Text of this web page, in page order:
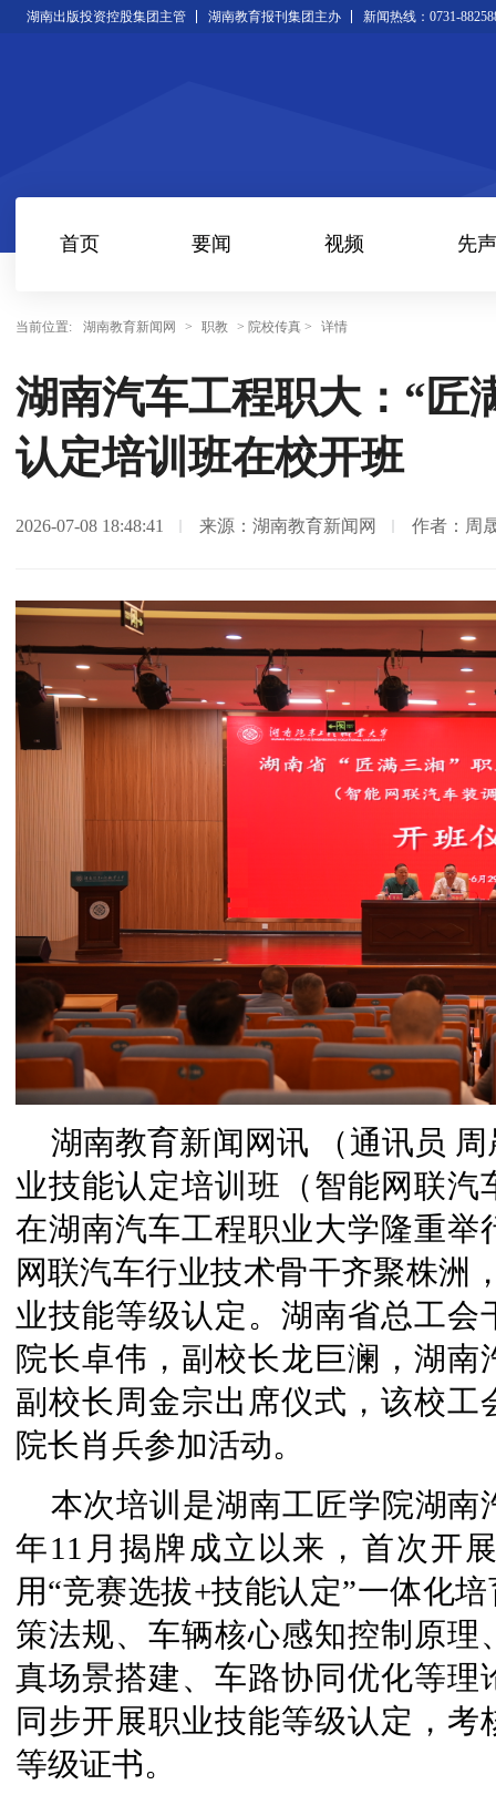
湖南出版投资控股集团主管 湖南教育报刊集团主办 新闻热线：0731-
首页 要闻 视频 先声
当前位置: 湖南教育新闻网 > 职教 > 院校传真 > 详情
湖南汽车工程职大：“匠
认定培训班在校开班
2026-07-08 18:48:41 来源：湖南教育新闻网 作者：周
湖南教育新闻网讯 （通讯员
业技能认定培训班（智能网联
在湖南汽车工程职业大学隆重举
网联汽车行业技术骨干齐聚株洲
业技能等级认定。湖南省总工
院长卓伟，副校长龙巨澜，湖
副校长周金宗出席仪式，该校
院长肖兵参加活动。
本次培训是湖南工匠学院湖南
年11月揭牌成立以来，首次开
用“竞赛选拔+技能认定”一体化
策法规、车辆核心感知控制原
真场景搭建、车路协同优化等
同步开展职业技能等级认定，
等级证书。